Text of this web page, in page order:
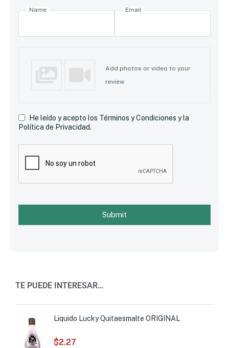
Name Email
Add photos or video to your
review
He leído y acepto los Términos y Condiciones y la
Política de Privacidad.
Submit
TE PUEDE INTERESAR…
Liquido Lucky Quitaesmalte ORIGINAL
$2.27